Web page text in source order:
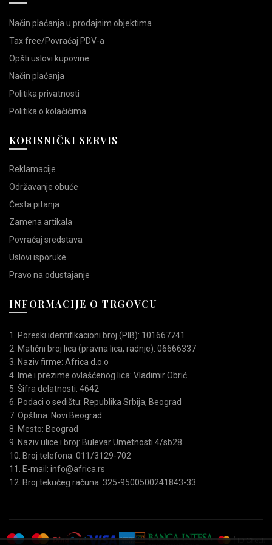
Način plaćanja u prodajnim objektima
Tax free/Povraćaj PDV-a
Opšti uslovi kupovine
Način plaćanja
Politika privatnosti
Politika o kolačićima
KORISNIČKI SERVIS
Reklamacije
Održavanje obuće
Česta pitanja
Zamena artikala
Povraćaj sredstava
Uslovi isporuke
Pravo na odustajanje
INFORMACIJE O TRGOVCU
1. Poreski identifikacioni broj (PIB): 101667741
2. Matični broj lica (pravna lica, radnje): 06666337
3. Naziv firme: Africa d.o.o
4. Ime i prezime ovlašćenog lica: Vladimir Obrić
5. Šifra delatnosti: 4642
6. Podaci o sedištu: Republika Srbija, Beograd
7. Opština: Novi Beograd
8. Mesto: Beograd
9. Naziv ulice i broj: Bulevar Umetnosti 4/sb28
10. Broj telefona: 011/3129-702
11. E-mail: info@africa.rs
12. Broj tekućeg računa: 325-9500500241843-33